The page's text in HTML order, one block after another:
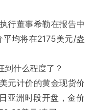
行董事希勒在报告中
均将在2175美元/盎
到什么程度了？
元计价的黄金现货价
亚洲时段开盘，金价